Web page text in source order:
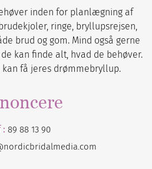
inden for planlægning af
ringe, bryllupsrejsen,
brud og gom. Mind også gerne
kan finde alt, hvad de behøver.
få jeres drømmebryllup.
: 89 88 13 90